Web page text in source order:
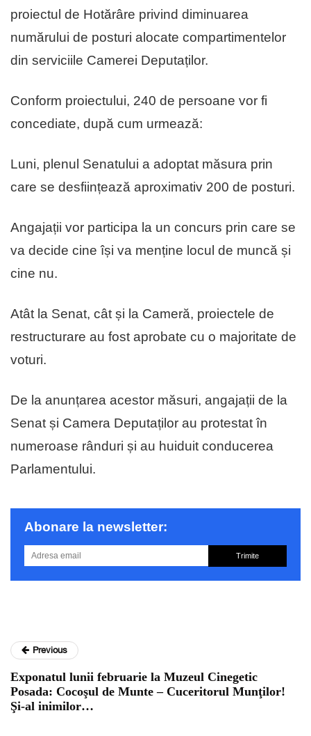
proiectul de Hotărâre privind diminuarea
numărului de posturi alocate compartimentelor
din serviciile Camerei Deputaților.
Conform proiectului, 240 de persoane vor fi
concediate, după cum urmează:
Luni, plenul Senatului a adoptat măsura prin
care se desființează aproximativ 200 de posturi.
Angajații vor participa la un concurs prin care se
va decide cine își va menține locul de muncă și
cine nu.
Atât la Senat, cât și la Cameră, proiectele de
restructurare au fost aprobate cu o majoritate de
voturi.
De la anunțarea acestor măsuri, angajații de la
Senat și Camera Deputaților au protestat în
numeroase rânduri și au huiduit conducerea
Parlamentului.
Abonare la newsletter:
Trimite
Previous
Exponatul lunii ­februarie la Muzeul Cinegetic
Posada: Cocoşul de Munte – Cuceritorul Munţilor!
Şi-al inimilor…